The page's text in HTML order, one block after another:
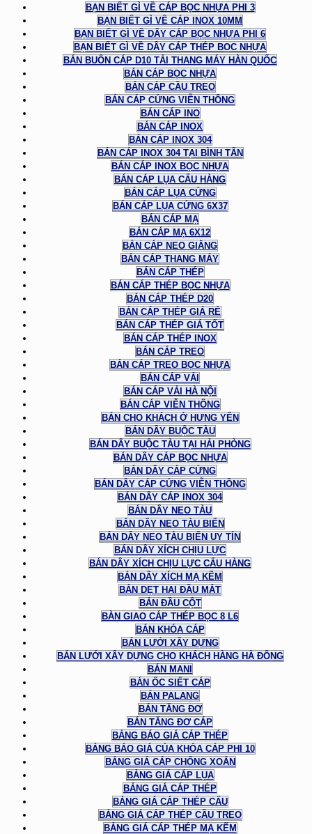
BẠN BIẾT GÌ VỀ CÁP BỌC NHỰA PHI 3
BẠN BIẾT GÌ VỀ CÁP INOX 10MM
BẠN BIẾT GÌ VỀ DÂY CÁP BỌC NHỰA PHI 6
BẠN BIẾT GÌ VỀ DÂY CÁP THÉP BỌC NHỰA
BÁN BUÔN CÁP D10 TẢI THANG MÁY HÀN QUỐC
BÁN CÁP BỌC NHỰA
BÁN CÁP CẦU TREO
BÁN CÁP CỨNG VIỄN THÔNG
BÁN CÁP INO
BÁN CÁP INOX
BÁN CÁP INOX 304
BÁN CÁP INOX 304 TẠI BÌNH TÂN
BÁN CÁP INOX BỌC NHỰA
BÁN CÁP LỤA CẨU HÀNG
BÁN CÁP LỤA CỨNG
BÁN CÁP LỤA CỨNG 6X37
BÁN CÁP MẠ
BÁN CÁP MẠ 6X12
BÁN CÁP NEO GIẰNG
BÁN CÁP THANG MÁY
BÁN CÁP THÉP
BÁN CÁP THÉP BỌC NHỰA
BÁN CÁP THÉP D20
BÁN CÁP THÉP GIÁ RẺ
BÁN CÁP THÉP GIÁ TỐT
BÁN CÁP THÉP INOX
BÁN CÁP TREO
BÁN CÁP TREO BỌC NHỰA
BÁN CÁP VẢI
BÁN CÁP VẢI HÀ NỘI
BÁN CÁP VIỄN THÔNG
BÁN CHO KHÁCH Ở HƯNG YÊN
BÁN DÂY BUỘC TÀU
BÁN DÂY BUỘC TÀU TẠI HẢI PHÒNG
BÁN DÂY CÁP BỌC NHỰA
BÁN DÂY CÁP CỨNG
BÁN DÂY CÁP CỨNG VIỄN THÔNG
BÁN DÂY CÁP INOX 304
BÁN DÂY NEO TÀU
BÁN DÂY NEO TÀU BIỂN
BÁN DÂY NEO TÀU BIỂN UY TÍN
BÁN DÂY XÍCH CHỊU LỰC
BÁN DÂY XÍCH CHỊU LỰC CẨU HÀNG
BÁN DÂY XÍCH MẠ KẼM
BẢN DẸT HAI ĐẦU MẮT
BẢN ĐẦU CỘT
BÀN GIAO CÁP THÉP BỌC 8 L6
BÁN KHÓA CÁP
BÁN LƯỚI XÂY DỰNG
BÁN LƯỚI XÂY DỰNG CHO KHÁCH HÀNG HÀ ĐÔNG
BÁN MANI
BÁN ỐC SIẾT CÁP
BÁN PALANG
BÁN TĂNG ĐƠ
BÁN TĂNG ĐƠ CÁP
BẢNG BÁO GIÁ CÁP THÉP
BẢNG BÁO GIÁ CỦA KHÓA CÁP PHI 10
BẢNG GIÁ CÁP CHỐNG XOẮN
BẢNG GIÁ CÁP LỤA
BẢNG GIÁ CÁP THÉP
BẢNG GIÁ CÁP THÉP CẨU
BẢNG GIÁ CÁP THÉP CẦU TREO
BẢNG GIÁ CÁP THÉP MẠ KẼM